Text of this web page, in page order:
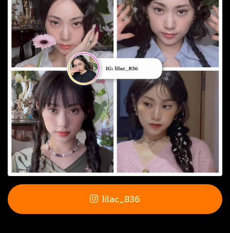
lilac_836